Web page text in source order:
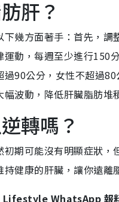
肝？
幾方面著手：首先，
運動，每週至少進行150
過90公分，女性不超過
波動，降低肝臟脂肪堆
轉嗎？
期可能沒有明顯症狀
健康的肝臟，讓你遠離
Lifestyle WhatsApp 報